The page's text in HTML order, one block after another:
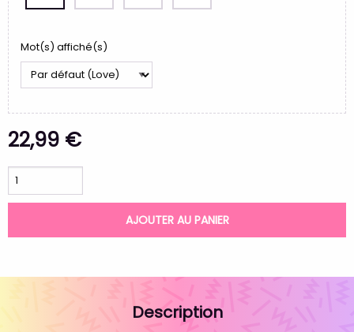
Mot(s) affiché(s)
22,99 €
AJOUTER AU PANIER
Description